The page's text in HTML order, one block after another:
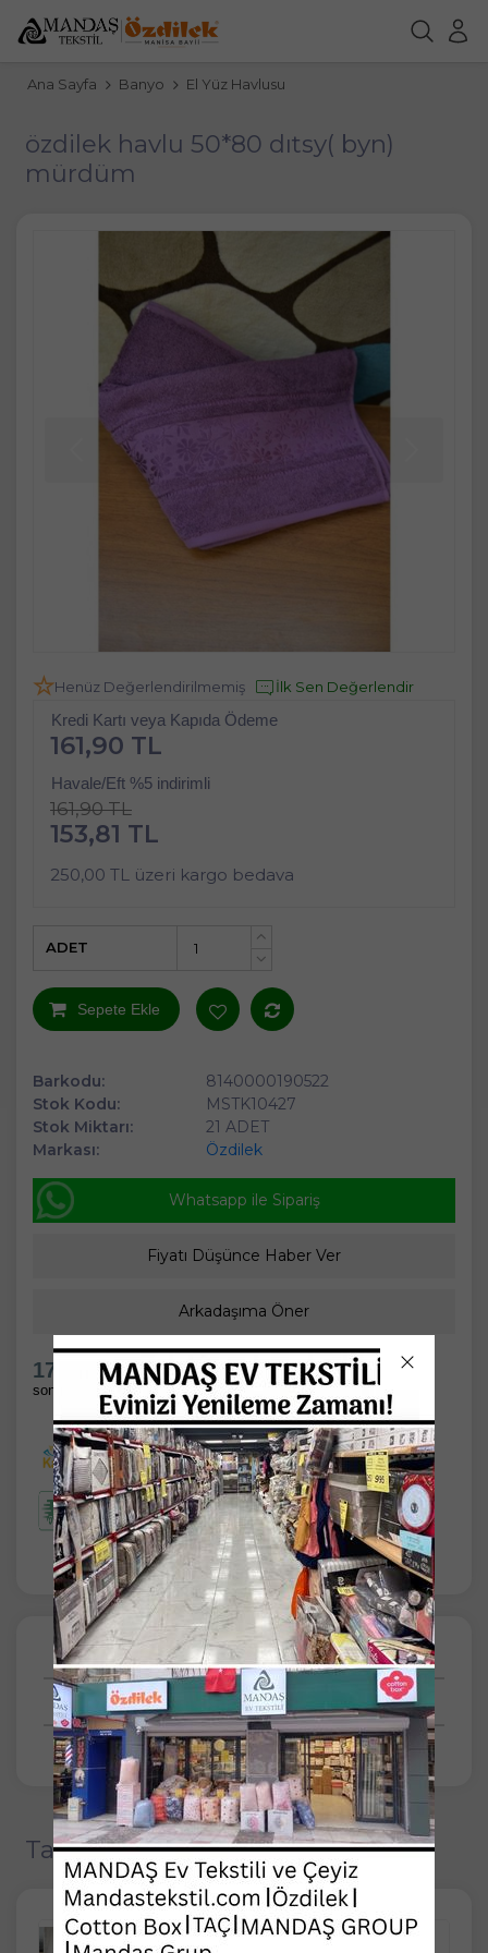
Ana Sayfa Banyo El Yüz Havlusu
özdilek havlu 50*80 dıtsy( byn)
mürdüm
Henüz Değerlendirilmemiş İlk Sen Değerlendir
Kredi Kartı veya Kapıda Ödeme
161,90 TL
Havale/Eft %5 indirimli
161,90 TL
153,81 TL
250,00 TL üzeri kargo bedava
+
ADET
Sepete Ekle
Barkodu:
8140000190522
Stok Kodu:
MSTK10427
Stok Miktarı:
21 ADET
Markası:
Özdilek
Whatsapp ile Sipariş
Fiyatı Düşünce Haber Ver
Arkadaşıma Öner
17 Saat 48 Dakika
sonra kargoda
Taksit Seçenekleri
Tüm Yorumlar
Tavsiye Edilen Ürünler